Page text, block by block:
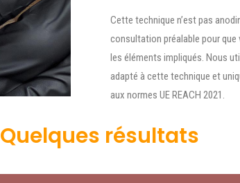
Cette technique n’est pas
consultation préalable pour
les éléments impliqués. Nous
adapté à cette technique et
aux normes UE REACH 2021.
Quelques résultats